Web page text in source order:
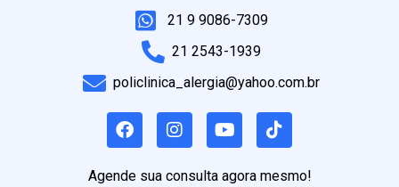
21 9 9086-7309
21 2543-1939
policlinica_alergia@yahoo.com.br
Agende sua consulta agora mesmo!